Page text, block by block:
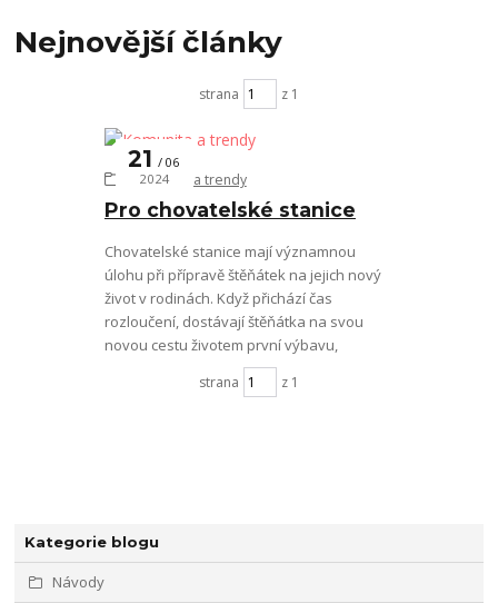
Kategorie blogu
Návody
Nejnovější články
strana z 1
Pro chovatelské stanice
21
06
2024
Komunita a trendy
Chovatelské stanice mají významnou
úlohu při přípravě štěňátek na jejich nový
život v rodinách. Když přichází čas
rozloučení, dostávají štěňátka na svou
novou cestu životem první výbavu,
strana z 1